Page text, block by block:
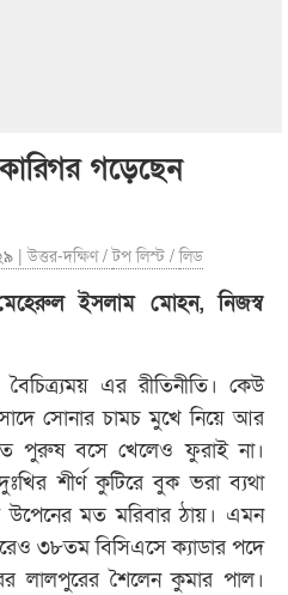
গড়েছেন
|উত্তর-দক্ষিণ/টপ লিস্ট /লিড
ইসলাম মোহন, নিজস্ব
এর রীতিনীতি। কেউ
সোনার চামচ মুখে নিয়ে আর
পুরুষ বসে খেলেও ফুরাই না।
শীর্ণ কুটিরে বুক ভরা ব্যথা
মত মরিবার ঠায়। এমন
৩৮তম বিসিএসে ক্যাডার পদে
লালপুরের শৈলেন কুমার পাল।